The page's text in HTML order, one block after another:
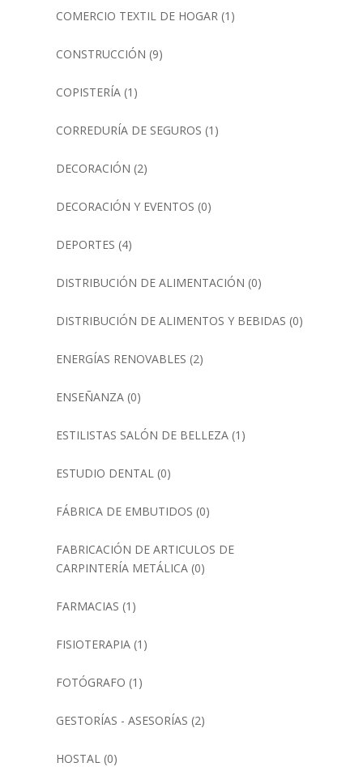
COMERCIO TEXTIL DE HOGAR(1)
CONSTRUCCIÓN (9)
COPISTERÍA(1)
CORREDURÍA DE SEGUROS (1)
DECORACIÓN (2)
DECORACIÓN Y EVENTOS (0)
DEPORTES (4)
DISTRIBUCIÓN DE ALIMENTACIÓN (0)
DISTRIBUCIÓN DE ALIMENTOS Y BEBIDAS (0)
ENERGÍAS RENOVABLES (2)
ENSEÑANZA(0)
ESTILISTAS SALÓN DE BELLEZA(1)
ESTUDIO DENTAL(0)
FÁBRICA DE EMBUTIDOS (0)
FABRICACIÓN DE ARTICULOS DE
CARPINTERÍA METÁLICA(0)
FARMACIAS (1)
FISIOTERAPIA(1)
FOTÓGRAFO (1)
GESTORÍAS - ASESORÍAS (2)
HOSTAL(0)